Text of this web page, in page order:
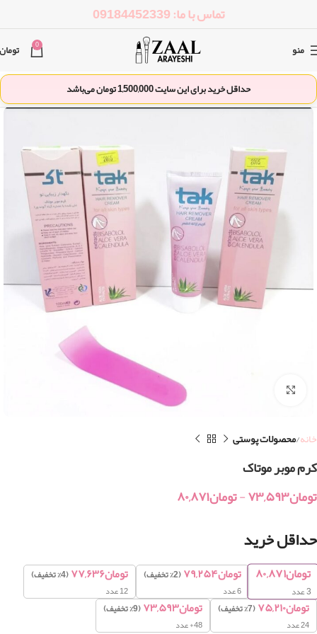
تماس با ما: 09184452339
منو 0 تومان
حداقل خرید برای این سایت1,500,000تومان می‌باشد
خانه محصولات پوستی
کرم موبر موتاک
تومان۷۳,۵۹۳-تومان۸۰,۸۷۱
حداقل خرید
تومان۸۰,۸۷۱
3عدد
تومان۷۹,۲۵۴(2% تخفیف)
6 عدد
تومان۷۷,۶۳۶(4% تخفیف)
12 عدد
تومان۷۵,۲۱۰(7% تخفیف)
24 عدد
تومان۷۳,۵۹۳(9% تخفیف)
48+ عدد